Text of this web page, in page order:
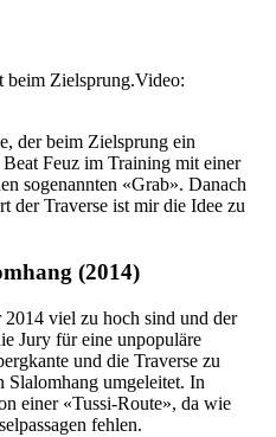
beim Zielsprung.Video:
der beim Zielsprung ein
Feuz im Training mit einer
sogenannten «Grab». Danach
der Traverse ist mir die Idee zu
(2014)
viel zu hoch sind und der
Jury für eine unpopuläre
und die Traverse zu
umgeleitet. In
einer «Tussi-Route», da wie
fehlen.